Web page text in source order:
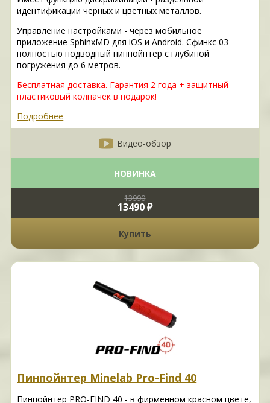
идентификации черных и цветных металлов.
Управление настройками - через мобильное
приложение SphinxMD для iOS и Android. Сфинкс 03 -
полностью подводный пинпойнтер с глубиной
погружения до 6 метров.
Бесплатная доставка. Гарантия 2 года + защитный
пластиковый колпачек в подарок!
Подробнее
Видео-обзор
НОВИНКА
13990
13490 ₽
Купить
Пинпойнтер Minelab Pro-Find 40
Пинпойнтер PRO-FIND 40 - в фирменном красном цвете,